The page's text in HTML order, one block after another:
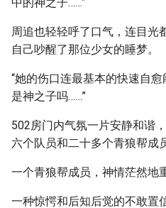
周追也轻轻呼了口气，连目光
自己吵醒了那位少女的睡梦。
“她的伤口连最基本的快速自
是神之子吗……”
502房门内气氛一片安静和谐
六个队员和二十多个青狼帮成
一个青狼帮成员，神情茫然地
一种惊愕和后知后觉的不敢置